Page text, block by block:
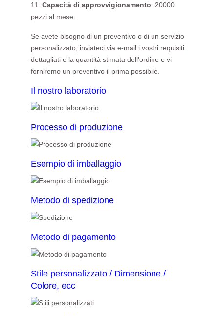
11.Capacità di approvvigionamento: 20000
pezzi al mese.
Se avete bisogno di un preventivo o di un servizio
personalizzato, inviateci via e-mail i vostri requisiti
dettagliati e la quantità stimata dell'ordine e vi
forniremo un preventivo il prima possibile.
Il nostro laboratorio
Processo di produzione
Esempio di imballaggio
Metodo di spedizione
Metodo di pagamento
Stile personalizzato / Dimensione /
Colore, ecc